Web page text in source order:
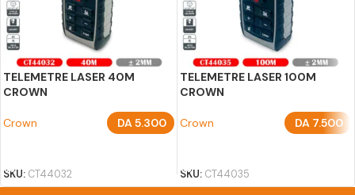
TELEMETRE LASER 40M
CROWN
Crown DA5.300
SKU: CT44032
TELEMETRE LASER 100M
CROWN
Crown DA 7.500
SKU: CT44035